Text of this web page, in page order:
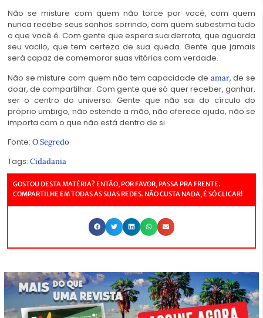
Não se misture com quem não torce por você, com quem
nunca recebe seus sonhos sorrindo, com quem subestima tudo
o que você é. Com gente que espera sua derrota, que aguarda
seu vacilo, que tem certeza de sua queda. Gente que jamais
será capaz de comemorar suas vitórias com verdade.
Não se misture com quem não tem capacidade de amar, de se
doar, de compartilhar. Com gente que só quer receber, ganhar,
ser o centro do universo. Gente que não sai do círculo do
próprio umbigo, não estende a mão, não oferece ajuda, não se
importa com o que não está dentro de si.
Fonte: O Segredo
Tags: Cidadania
GOSTOU DESTA MATÉRIA? ENTÃO, POR FAVOR, PASSA PRA FRENTE.
COMPARTILHE EM TODAS AS SUAS REDES. NÃO CUSTA NADA, É SÓ CLICAR!